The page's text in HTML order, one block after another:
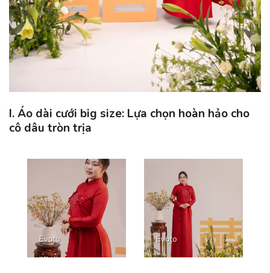
I. Áo dài cưới big size: Lựa chọn hoàn hảo cho
cô dâu tròn trịa
Evoto Evoto